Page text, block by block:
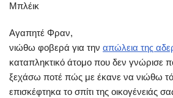
Μπλέικ
Αγαπητέ Φραν,
νιώθω φοβερά για την απώλεια της
καταπληκτικό άτομο που δεν γνώρισε
ξεχάσω ποτέ πώς με έκανε να νιώθω
επισκέφτηκα το σπίτι της οικογένειάς